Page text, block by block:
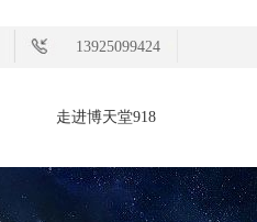
13925099424
走进博天堂918